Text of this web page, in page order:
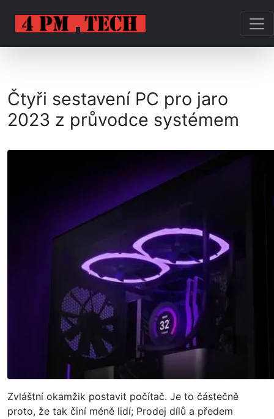
Čtyři sestavení PC pro jaro
2023 z průvodce systémem
Zvláštní okamžik postavit počítač. Je to částečně
proto, že tak činí méně lidí; Prodej dílů a předem